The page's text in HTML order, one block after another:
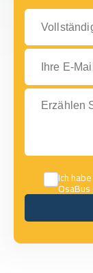
Vollständiger
Ihre E-Mail
Erzählen Sie
Ich